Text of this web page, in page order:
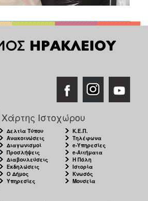
Χάρτης Ιστοχώρου
Δελτία Τύπου
Ανακοινώσεις
Διαγωνισμοί
Προσλήψεις
Διαβουλεύσεις
Εκδηλώσεις
Ο Δήμος
Υπηρεσίες
Κ.Ε.Π.
Τηλέφωνα
e-Υπηρεσίες
e-Αιτήματα
Η Πόλη
Ιστορία
Κνωσός
Μουσεία